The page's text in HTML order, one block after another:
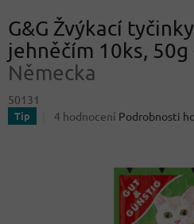
G&G Žvýkací
jehněčím 10ks, 50g
Německa
50131
Tip
Průměrné
4 hodnocení Podrobnosti